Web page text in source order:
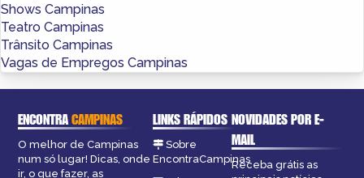
Shows Campinas
Teatro Campinas
Trânsito Campinas
Vagas de Empregos Campinas
ENCONTRACAMPINAS
O melhor de Campinas
num só lugar! Dicas, onde
ir, o que fazer, as
LINKS RÁPIDOS
Sobre
EncontraCampinas
NOVIDADES POR E-
MAIL
Receba grátis as